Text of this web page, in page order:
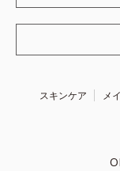
スキンケア メ